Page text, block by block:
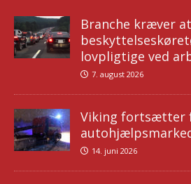
Branche kræver at
lovpligtige ved
7. august 2026
Viking fortsætter
14. juni 2026